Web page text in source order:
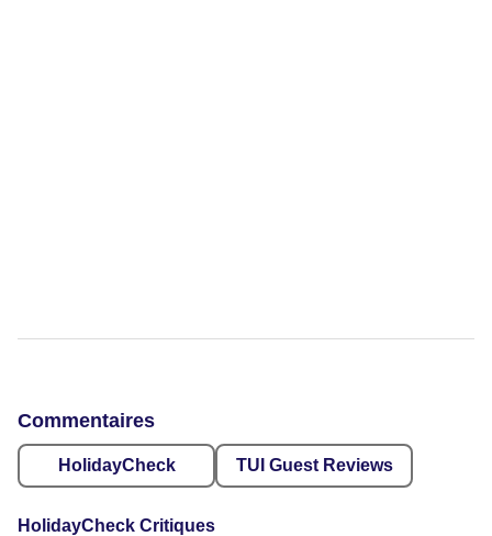
Commentaires
HolidayCheck TUI Guest Reviews
HolidayCheck Critiques